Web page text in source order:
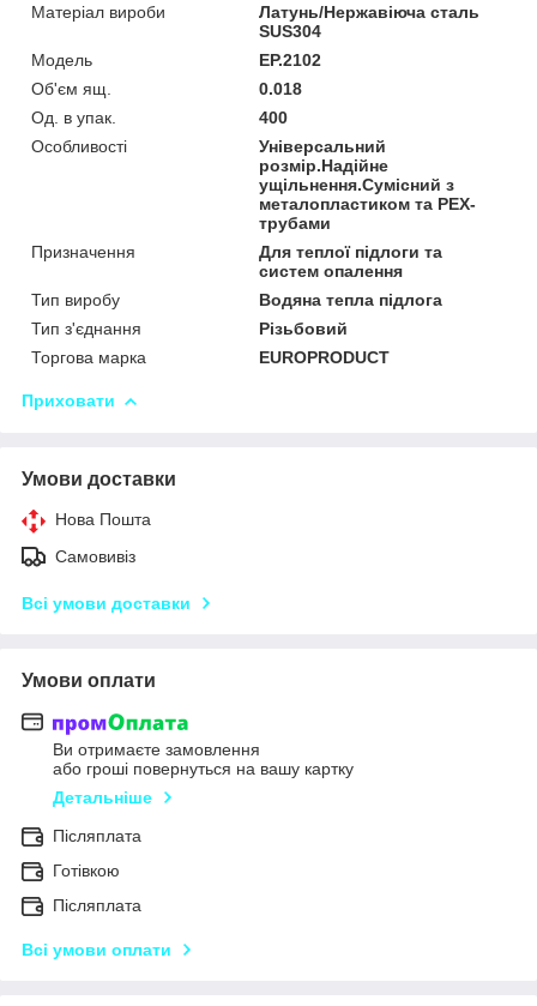
Матеріал вироби
Латунь/Нержавіюча сталь
SUS304
Мoдель
EP.2102
Об'єм ящ.
0.018
Од. в упак.
400
Особливості
Універсальний
розмір.Надійне
ущільнення.Сумісний з
металопластиком та PEX-
трубами
Призначення
Для теплої підлоги та
систем опалення
Тип виробу
Водяна тепла підлога
Тип з'єднання
Різьбовий
Торгова марка
EUROPRODUCT
Приховати
Умови доставки
Нова Пошта
Самовивіз
Всі умови доставки
Умови оплати
Ви отримаєте замовлення
або гроші повернуться на вашу картку
Детальніше
Післяплата
Готівкою
Післяплата
Всі умови оплати